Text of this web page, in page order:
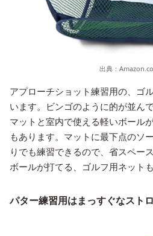
出典：
アプローチショット練習用の、ゴ
います。ビンゴのように的が並ん
マットと室内で使える軽いボール
もあります。マットに最下点のソ
りでも練習できるので、省スペー
ボールが打てる、ゴルフ用ネットも
パター練習用はまっすぐなスト